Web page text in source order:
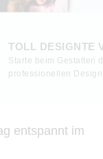
TOLL DESIGNTE
Starte beim Gestalten
professionellen
entspannt im